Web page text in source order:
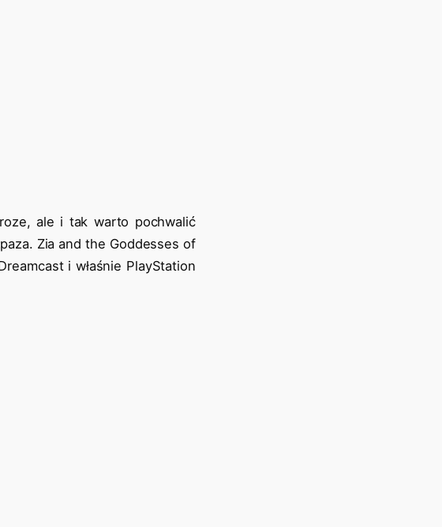
ale i tak warto pochwalić
Zia and the Goddesses of
i właśnie PlayStation